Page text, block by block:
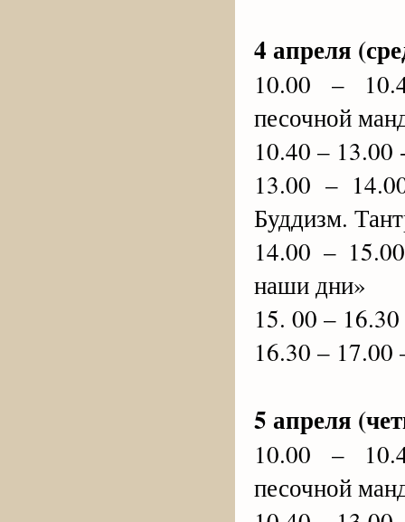
4 апреля
10.00 –
песочной
10.40 – 13.00
13.00 –
Буддизм.
14.00 –
наши дни»
15. 00 –
16.30 – 17.00
5 апреля
10.00 –
песочной